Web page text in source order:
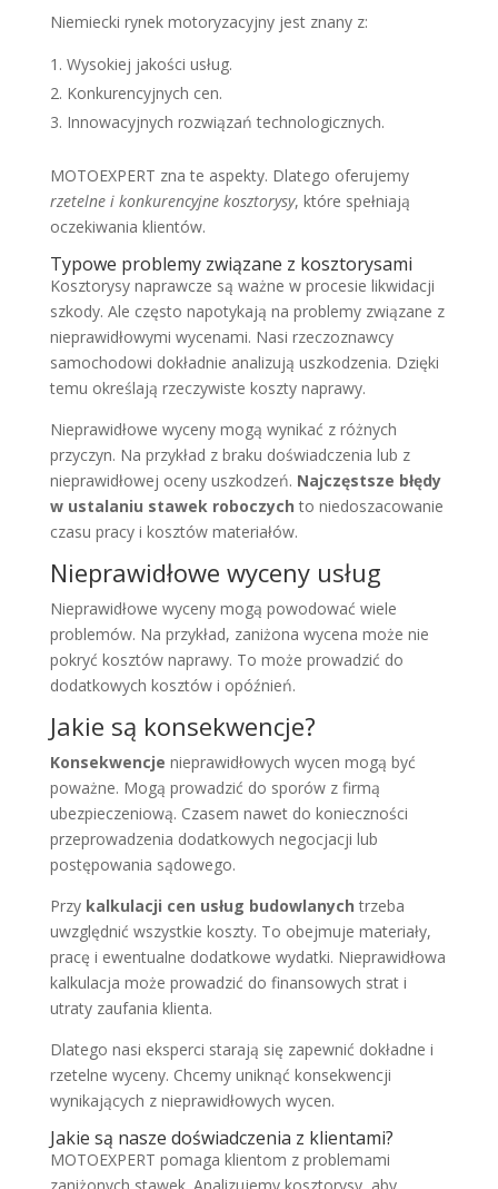
Niemiecki rynek motoryzacyjny jest znany z:
Wysokiej jakości usług.
Konkurencyjnych cen.
Innowacyjnych rozwiązań technologicznych.
MOTOEXPERT zna te aspekty. Dlatego oferujemy
rzetelne i konkurencyjne kosztorysy, które spełniają
oczekiwania klientów.
Typowe problemy związane z kosztorysami
Kosztorysy naprawcze są ważne w procesie likwidacji
szkody. Ale często napotykają na problemy związane z
nieprawidłowymi wycenami. Nasi rzeczoznawcy
samochodowi dokładnie analizują uszkodzenia. Dzięki
temu określają rzeczywiste koszty naprawy.
Nieprawidłowe wyceny mogą wynikać z różnych
przyczyn. Na przykład z braku doświadczenia lub z
nieprawidłowej oceny uszkodzeń. Najczęstsze błędy
w ustalaniu stawek roboczych to niedoszacowanie
czasu pracy i kosztów materiałów.
Nieprawidłowe wyceny usług
Nieprawidłowe wyceny mogą powodować wiele
problemów. Na przykład, zaniżona wycena może nie
pokryć kosztów naprawy. To może prowadzić do
dodatkowych kosztów i opóźnień.
Jakie są konsekwencje?
Konsekwencje nieprawidłowych wycen mogą być
poważne. Mogą prowadzić do sporów z firmą
ubezpieczeniową. Czasem nawet do konieczności
przeprowadzenia dodatkowych negocjacji lub
postępowania sądowego.
Przy kalkulacji cen usług budowlanych trzeba
uwzględnić wszystkie koszty. To obejmuje materiały,
pracę i ewentualne dodatkowe wydatki. Nieprawidłowa
kalkulacja może prowadzić do finansowych strat i
utraty zaufania klienta.
Dlatego nasi eksperci starają się zapewnić dokładne i
rzetelne wyceny. Chcemy uniknąć konsekwencji
wynikających z nieprawidłowych wycen.
Jakie są nasze doświadczenia z klientami?
MOTOEXPERT pomaga klientom z problemami